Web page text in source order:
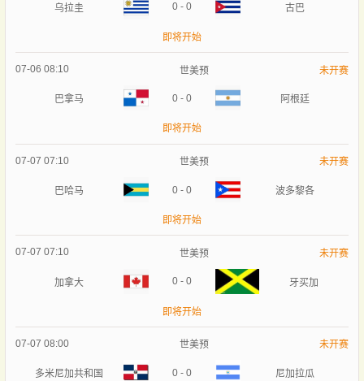
乌拉圭 0 - 0 古巴
即将开始
07-06 08:10 世美预 未开赛
巴拿马 0 - 0 阿根廷
即将开始
07-07 07:10 世美预 未开赛
巴哈马 0 - 0 波多黎各
即将开始
07-07 07:10 世美预 未开赛
加拿大 0 - 0 牙买加
即将开始
07-07 08:00 世美预 未开赛
多米尼加共和国 0 - 0 尼加拉瓜